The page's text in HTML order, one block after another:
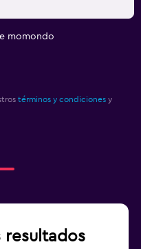
momondo
términos y condiciones y
resultados